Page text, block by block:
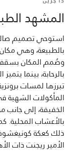
المشهد
استوحي تصميم
بالطبيعة، وهي مكان
وصُمم المكان بسقف
بالرحابة، بينما
تبرزها لمسات
المأكولات الشهية
الخفيفة، إلى جانب
بالأعشاب المحلية.
ذلك كعكة
الأمير ريجنت ذات